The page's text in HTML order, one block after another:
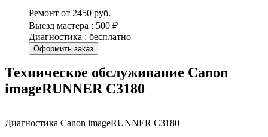
Ремонт от 2450 руб.
Выезд мастера : 500 ₽
Диагностика : бесплатно
Оформить заказ
Техническое обслуживание Canon
imageRUNNER C3180
Диагностика Canon imageRUNNER C3180